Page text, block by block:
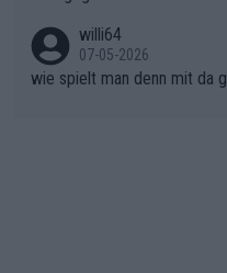
n)
willi64
07-05-2026
wie spielt man denn mit da